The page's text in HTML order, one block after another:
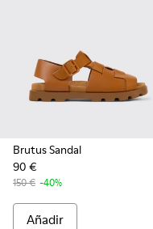
Brutus Sandal
90 €
150 € -40%
Añadir